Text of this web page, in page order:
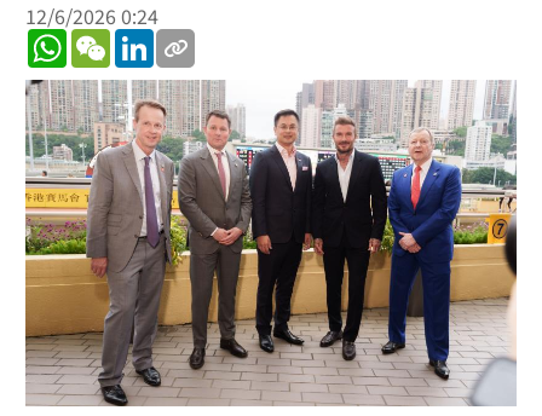
12/6/2026 0:24
WhatsApp
WeChatLinkedIn